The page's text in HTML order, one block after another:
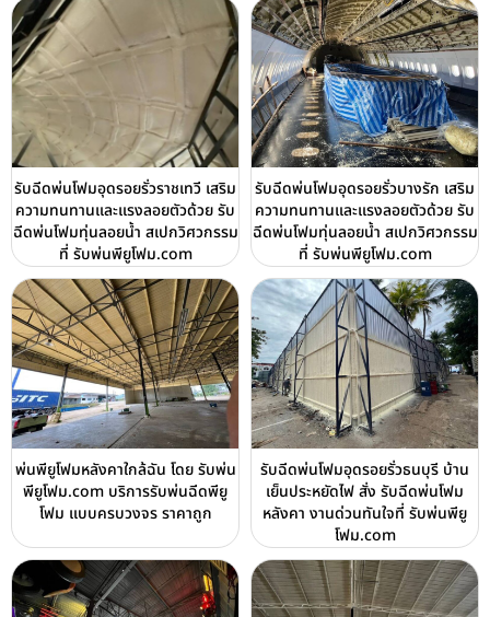
รับฉีดพ่นโฟมอุดรอยรั่วราชเทวี เสริม
ความทนทานและแรงลอยตัวด้วย รับ
ฉีดพ่นโฟมทุ่นลอยน้ำ สเปกวิศวกรรม
ที่ รับพ่นพียูโฟม.com
รับฉีดพ่นโฟมอุดรอยรั่วบางรัก เสริม
ความทนทานและแรงลอยตัวด้วย รับ
ฉีดพ่นโฟมทุ่นลอยน้ำ สเปกวิศวกรรม
ที่ รับพ่นพียูโฟม.com
พ่นพียูโฟมหลังคาใกล้ฉัน โดย รับพ่น
พียูโฟม.com บริการรับพ่นฉีดพียู
โฟม แบบครบวงจร ราคาถูก
รับฉีดพ่นโฟมอุดรอยรั่วธนบุรี บ้าน
เย็นประหยัดไฟ สั่ง รับฉีดพ่นโฟม
หลังคา งานด่วนทันใจที่ รับพ่นพียู
โฟม.com